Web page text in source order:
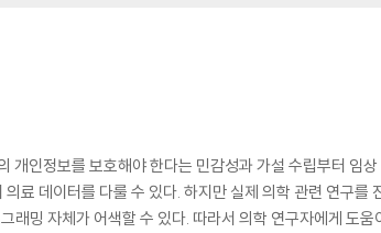
개인정보를 보호해야 한다는 민감성과 가설 수립부터 임
료 데이터를 다룰 수 있다. 하지만 실제 의학 관련 연구
래밍 자체가 어색할 수 있다. 따라서 의학 연구자에게 도